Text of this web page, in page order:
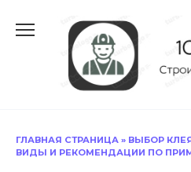
содержанию
ГЛАВНАЯ СТРАНИЦА » ВЫБОР
ВИДЫ И РЕКОМЕНДАЦИИ ПО